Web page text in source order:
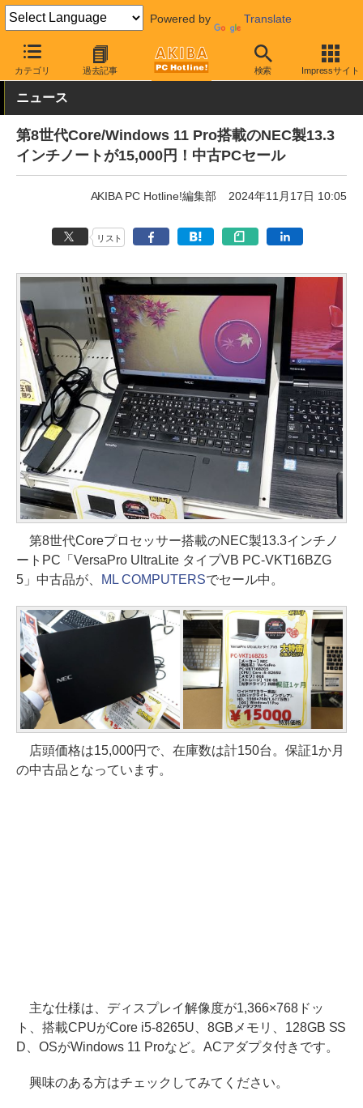
Powered by Translate
カテゴリ 過去記事 検索 Impressサイト
AKIBA PC Hotline! 秋葉原情報 価格情報 特価情報
ニュース
第8世代Core/Windows 11 Pro搭載のNEC製13.3
インチノートが15,000円！中古PCセール
AKIBA PC Hotline!編集部 2024年11月17日 10:05
リスト
第8世代Coreプロセッサー搭載のNEC製13.3インチノ
ートPC「VersaPro UltraLite タイプVB PC-VKT16BZG
5」中古品が、
ML COMPUTERSでセール中。
店頭価格は15,000円で、在庫数は計150台。保証1か月
の中古品となっています。
主な仕様は、ディスプレイ解像度が1,366×768ドッ
ト、搭載CPUがCore i5-8265U、8GBメモリ、128GB SS
D、OSがWindows 11 Proなど。ACアダプタ付きです。
興味のある方はチェックしてみてください。